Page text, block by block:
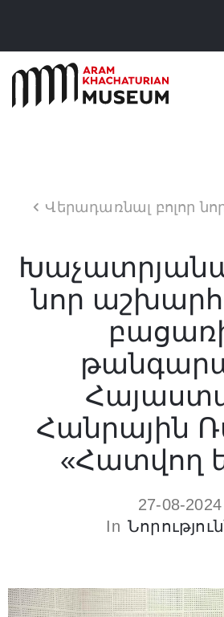
Վերադառնալ բոլոր
նոր
Հանրային
«Հատվող
27-08-2024
In